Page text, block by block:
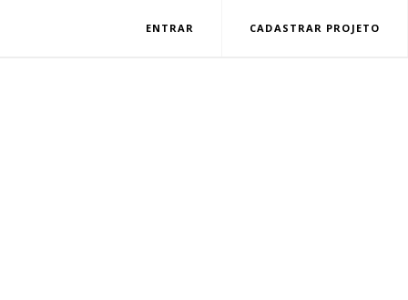
ENTRAR CADASTRAR PROJETO